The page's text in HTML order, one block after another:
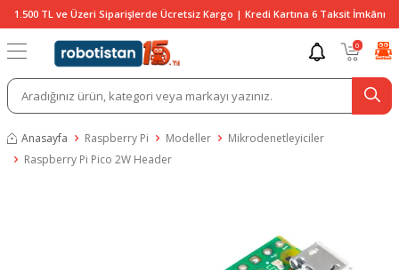
1.500 TL ve Üzeri Siparişlerde Ücretsiz Kargo | Kredi Kartına 6 Taksit İmkânı
0
Anasayfa Raspberry Pi Modeller
Mikrodenetleyiciler
Raspberry Pi Pico 2W Header